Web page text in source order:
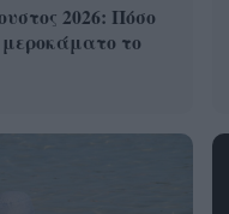
2026: Πόσο
το